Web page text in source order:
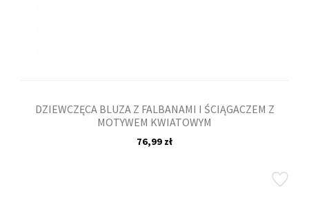
DZIEWCZĘCA BLUZA Z FALBANAMI I ŚCIĄGACZEM Z
MOTYWEM KWIATOWYM
76,99 zł